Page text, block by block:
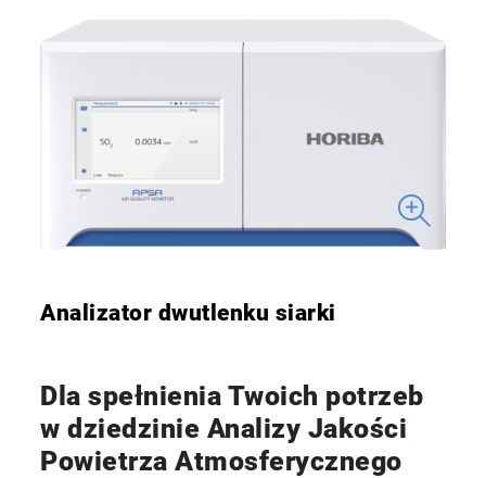
Analizator dwutlenku siarki
Dla spełnienia Twoich potrzeb
w dziedzinie Analizy Jakości
Powietrza Atmosferycznego